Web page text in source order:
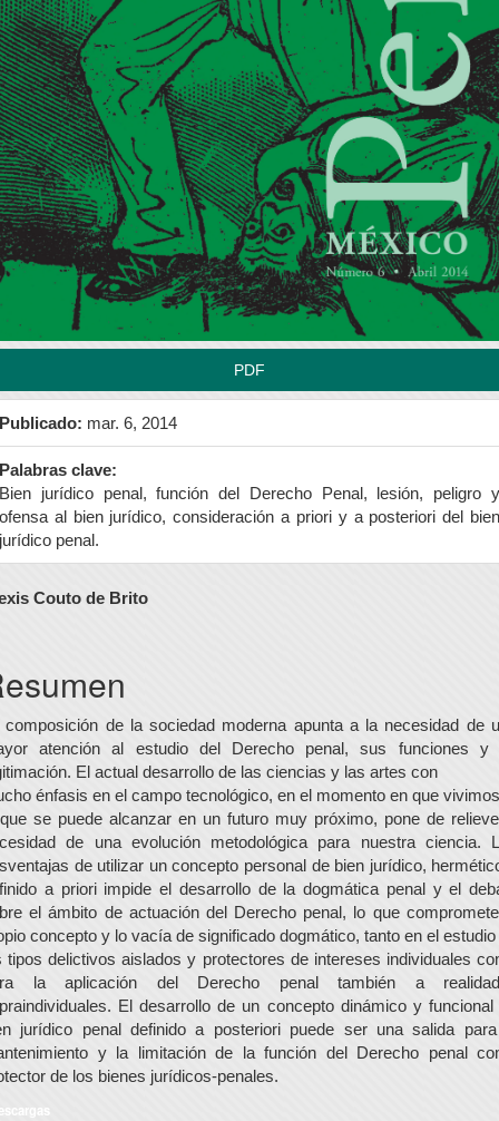
PDF
Publicado: mar. 6, 2014
Palabras clave:
Bien jurídico penal, función del Derecho Penal, lesión, peligro y
ofensa al bien jurídico, consideración a priori y a posteriori del bien
jurídico penal.
Couto de Brito
composición de la sociedad moderna apunta a la necesidad de
atención al estudio del Derecho penal, sus funciones y
El actual desarrollo de las ciencias y las artes con
énfasis en el campo tecnológico, en el momento en que
se puede alcanzar en un futuro muy próximo, pone de
de una evolución metodológica para nuestra ciencia.
de utilizar un concepto personal de bien jurídico,
a priori impide el desarrollo de la dogmática penal y el
el ámbito de actuación del Derecho penal, lo que
concepto y lo vacía de significado dogmático, tanto en el estudio
tipos delictivos aislados y protectores de intereses individuales
la aplicación del Derecho penal también a
El desarrollo de un concepto dinámico y funcional
jurídico penal definido a posteriori puede ser una salida
y la limitación de la función del Derecho penal
de los bienes jurídicos-penales.